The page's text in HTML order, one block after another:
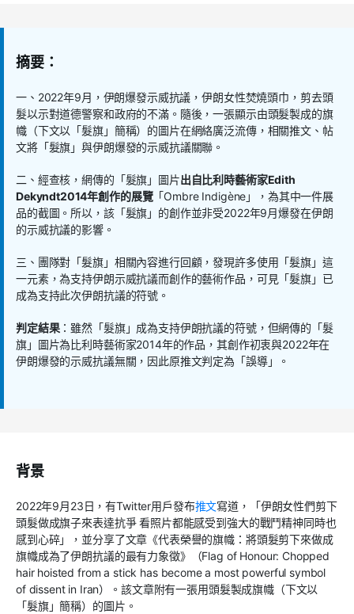
摘要：
一、2022年9月，伊朗爆發示威抗議，伊朗女性焚燒頭巾，剪去頭
髮以示對道德警察和政府的不滿。隨後，一張顯示由頭髮製成的旗
幟（下文以「髮旗」簡稱）的圖片在網絡廣泛流傳，相關推文、帖
文將「髮旗」與伊朗爆發的示威抗議關聯。
二、經查核，網傳的「髮旗」圖片出自比利時藝術家Edith
Dekyndt2014年創作的展覽「Ombre Indigène」，為其中一件展
品的截圖。所以，該「髮旗」的創作並非受2022年9月爆發在伊朗
的示威抗議的影響。
三、團隊對「髮旗」相關內容進行回顧，發現許多使用「髮旗」這
一元素，為支持伊朗示威抗議而創作的藝術作品，可見「髮旗」已
成為支持此次伊朗抗議的符號。
判定結果：雖然「髮旗」成為支持伊朗抗議的符號，但網傳的「髮
旗」圖片為比利時藝術家2014年的作品，其創作初衷與2022年在
伊朗爆發的示威抗議無關，因此原推文判定為「誤導」。
背景
2022年9月23日，有Twitter用戶發布推文寫道，「伊朗女性們剪下
頭髮做成旗子來表達抗爭 看照片都能感受到強大的戰鬥精神同時也
感到心碎」，並分享了文章《代表榮譽的旗幟：將頭髮剪下來做成
旗幟成為了伊朗抗議的最有力象徵》（Flag of Honour: Chopped
hair hoisted from a stick has become a most powerful symbol
of dissent in Iran）。該文章附有一張用頭髮製成旗幟（下文以
「髮旗」簡稱）的圖片。